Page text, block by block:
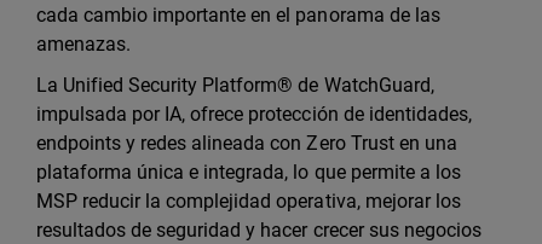
cada cambio importante en el panorama de las
amenazas.
La Unified Security Platform® de WatchGuard,
impulsada por IA, ofrece protección de identidades,
endpoints y redes alineada con Zero Trust en una
plataforma única e integrada, lo que permite a los
MSP reducir la complejidad operativa, mejorar los
resultados de seguridad y hacer crecer sus negocios